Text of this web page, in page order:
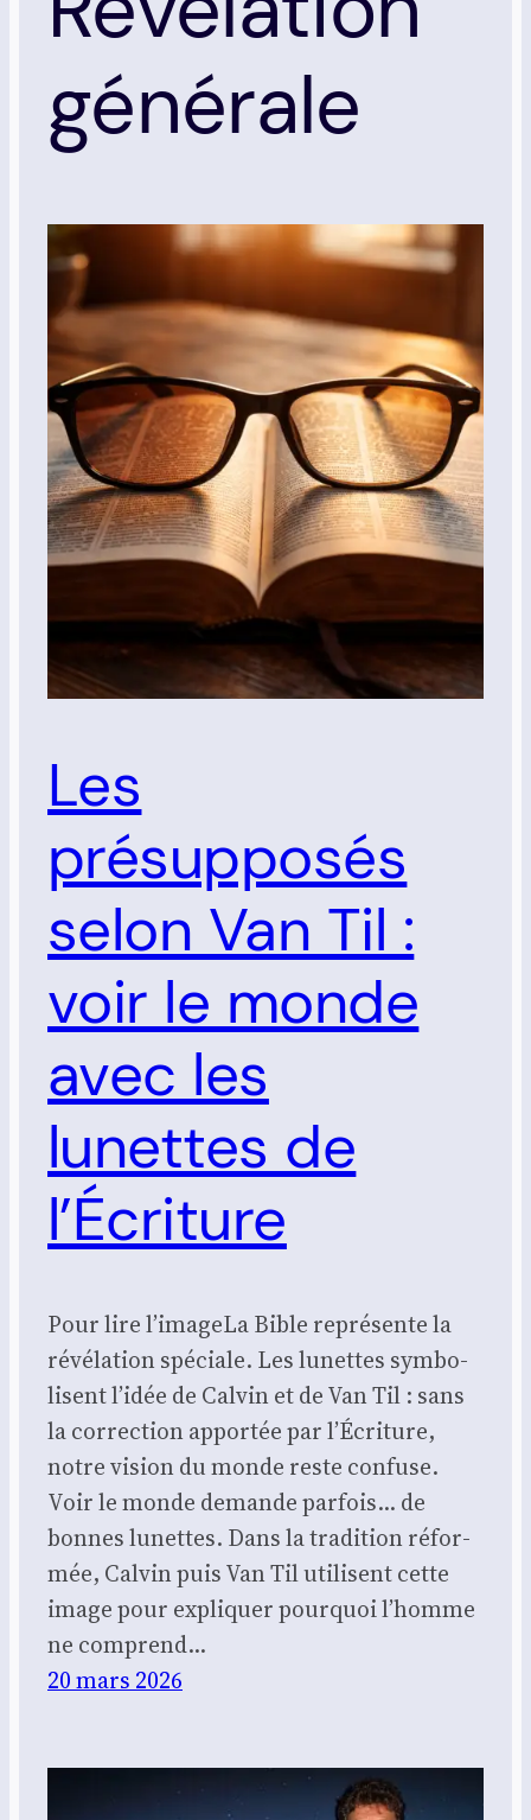
générale
Les
présupposés
selon Van Til :
voir le monde
avec les
lunettes de
l’Écriture
Pour lire l’i­mageLa Bible repré­sente la
révé­la­tion spé­ciale. Les lunettes sym­bo­
lisent l’idée de Cal­vin et de Van Til : sans
la cor­rec­tion appor­tée par l’Écriture,
notre vision du monde reste confuse.
Voir le monde demande par­fois… de
bonnes lunettes. Dans la tra­di­tion réfor­
mée, Cal­vin puis Van Til uti­lisent cette
image pour expli­quer pour­quoi l’homme
ne com­prend…
20 mars 2026